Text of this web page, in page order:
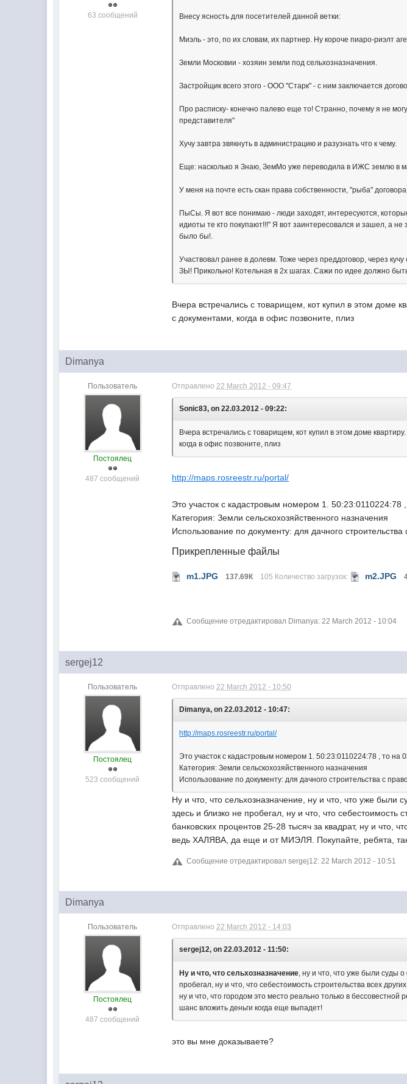
63 сообщений Внесу ясность для посетителей данной ветки:
Миэль - это, по их словам, их партнер. Ну короче пиаро-риэлт
Земли Московии - хозяин земли под сельхозназначения.
Застройщик всего этого - ООО "Старк" - с ним заключается
Про расписку- конечно палево еще то! Странно, почему я не
представителя"
Хучу завтра звякнуть в администрацию и разузнать что к чему.
Еще: насколько я Знаю, ЗемМо уже переводила в ИЖС землю в
У меня на почте есть скан права собственности, "рыба"
ПыСы. Я вот все понимаю - люди заходят, интересуются,
идиоты те кто покупают!!!" Я вот заинтересовался и зашел, а не
было бы!.
Участвовал ранее в долевм. Тоже через преддоговор, через
ЗЫ! Прикольно! Котельная в 2х шагах. Сажи по идее должно
Вчера встречались с товарищем, кот купил в этом доме
с документами, когда в офис позвоните, плиз
Dimanya
Пользователь
Постоялец
487 сообщений
Отправлено22 March 2012 - 09:47
Sonic83, on 22.03.2012 - 09:22:
Вчера встречались с товарищем, кот купил в этом доме
когда в офис позвоните, плиз
http://maps.rosreestr.ru/portal/
Это участок с кадастровым номером 1. 50:23:0110224:78
Категория: Земли сельскохозяйственного назначения
Использование по документу: для дачного
Прикрепленные файлы
m1.JPG 137.69К 105 Количество загрузок: m2.JPG
Сообщение отредактировал Dimanya: 22 March 2012 - 10:04
sergej12
Пользователь
Постоялец
523 сообщений
Отправлено22 March 2012 - 10:50
Dimanya, on 22.03.2012 - 10:47:
http://maps.rosreestr.ru/portal/
Это участок с кадастровым номером 1. 50:23:0110224:78 , то на
Категория: Земли сельскохозяйственного назначения
Использование по документу: для дачного строительства с
Ну и что, что сельхозназначение, ну и что, что уже
здесь и близко не пробегал, ну и что, что
банковских процентов 25-28 тысяч за квадрат, ну и что,
ведь ХАЛЯВА, да еще и от МИЭЛЯ. Покупайте, ребята,
Сообщение отредактировал sergej12: 22 March 2012 - 10:51
Dimanya
Пользователь
Постоялец
487 сообщений
Отправлено22 March 2012 - 14:03
sergej12, on 22.03.2012 - 11:50:
Ну и что, что сельхозназначение, ну и что, что уже были суды
пробегал, ну и что, что себестоимость строительства всех
ну и что, что городом это место реально только в
шанс вложить деньги когда еще выпадет!
это вы мне доказываете?